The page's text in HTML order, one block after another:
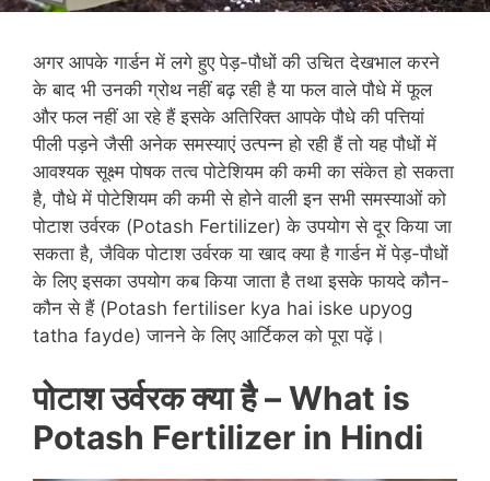
अगर आपके गार्डन में लगे हुए पेड़-पौधों की उचित देखभाल करने
के बाद भी उनकी ग्रोथ नहीं बढ़ रही है या फल वाले पौधे में फूल
और फल नहीं आ रहे हैं इसके अतिरिक्त आपके पौधे की पत्तियां
पीली पड़ने जैसी अनेक समस्याएं उत्पन्न हो रही हैं तो यह पौधों में
आवश्यक सूक्ष्म पोषक तत्व पोटेशियम की कमी का संकेत हो सकता
है, पौधे में पोटेशियम की कमी से होने वाली इन सभी समस्याओं को
पोटाश उर्वरक (Potash Fertilizer) के उपयोग से दूर किया जा
सकता है, जैविक पोटाश उर्वरक या खाद क्या है गार्डन में पेड़-पौधों
के लिए इसका उपयोग कब किया जाता है तथा इसके फायदे कौन-
कौन से हैं (Potash fertiliser kya hai iske upyog
tatha fayde) जानने के लिए आर्टिकल को पूरा पढ़ें।
पोटाश उर्वरक क्या है –What is
Potash Fertilizer in Hindi